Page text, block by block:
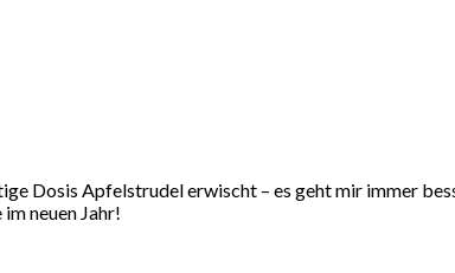
Dosis Apfelstrudel erwischt – es geht mir immer
neuen Jahr!